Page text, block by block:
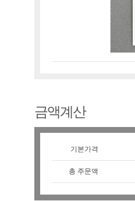
금액계산
기본가격
총 주문액